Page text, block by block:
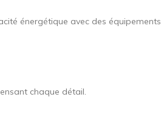
énergétique avec des équipements
chaque détail.